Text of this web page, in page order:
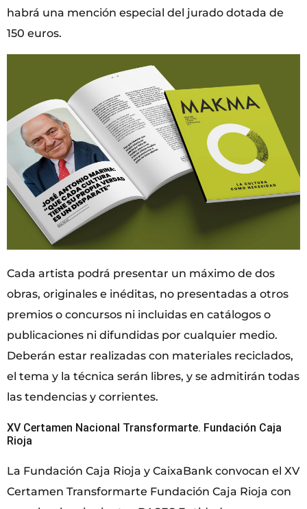
habrá una mención especial del jurado dotada de
150 euros.
Cada artista podrá presentar un máximo de dos
obras, originales e inéditas, no presentadas a otros
premios o concursos ni incluidas en catálogos o
publicaciones ni difundidas por cualquier medio.
Deberán estar realizadas con materiales reciclados,
el tema y la técnica serán libres, y se admitirán todas
las tendencias y corrientes.
XV Certamen Nacional Transformarte. Fundación Caja
Rioja
La Fundación Caja Rioja y CaixaBank convocan el XV
Certamen Transformarte Fundación Caja Rioja con